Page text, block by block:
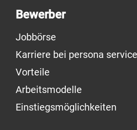
Bewerber
Jobbörse
Karriere bei persona service
Vorteile
Arbeitsmodelle
Einstiegsmöglichkeiten